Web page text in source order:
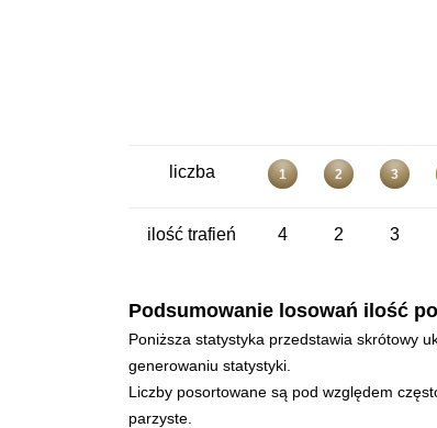
liczba 1 2 3
ilość trafień 4 2 3
Podsumowanie losowań ilość
Poniższa statystyka przedstawia skrótowy
generowaniu statystyki.
Liczby posortowane są pod względem
parzyste.